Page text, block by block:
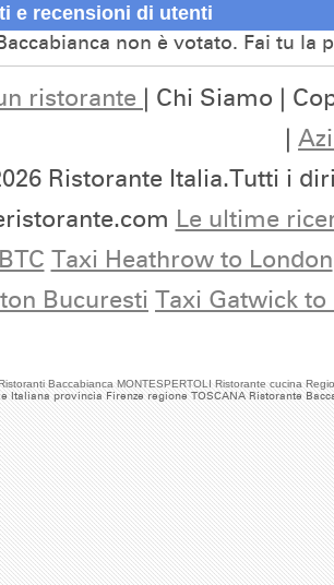
Baccabianca MONTESPERTOLI Ristorante cucina
Italiana provincia Firenze regione TOSCANA Ristorante
e recensioni di utenti
non è votato. Fai tu la
ristorante | Chi Siamo |
|
Ristorante Italia.Tutti i
Le ultime
Taxi Heathrow to London
Bucuresti Taxi Gatwick to